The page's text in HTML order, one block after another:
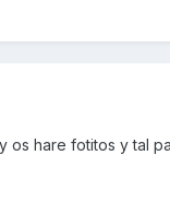
os hare fotitos y tal